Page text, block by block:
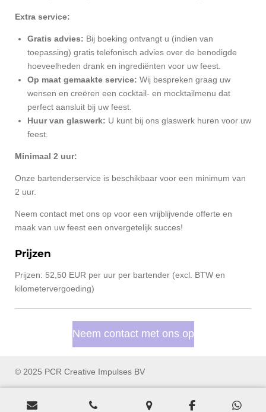
Extra service:
Gratis advies: Bij boeking ontvangt u (indien van
toepassing) gratis telefonisch advies over de benodigde
hoeveelheden drank en ingrediënten voor uw feest.
Op maat gemaakte service: Wij bespreken graag uw
wensen en creëren een cocktail- en mocktailmenu dat
perfect aansluit bij uw feest.
Huur van glaswerk: U kunt bij ons glaswerk huren voor uw
feest.
Minimaal 2 uur:
Onze bartenderservice is beschikbaar voor een minimum van
2 uur.
Neem contact met ons op voor een vrijblijvende offerte en
maak van uw feest een onvergetelijk succes!
Prijzen
Prijzen: 52,50 EUR per uur per bartender (excl. BTW en
kilometervergoeding)
Neem contact met ons op
© 2025 PCR Creative Impulses BV